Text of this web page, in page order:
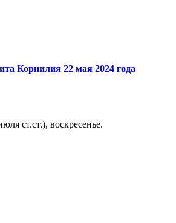
Корнилия 22 мая 2024 года
ст.ст.), воскресенье.